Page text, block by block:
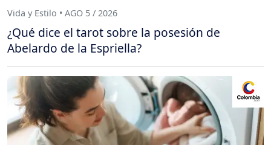
Vida y Estilo • AGO 5 / 2026
¿Qué dice el tarot sobre la posesión de
Abelardo de la Espriella?